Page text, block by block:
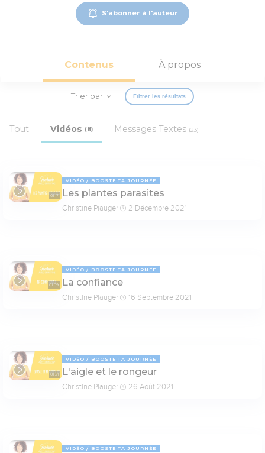
S'abonner à l'auteur
Contenus À propos
Trier par Filtrer les résultats
Tout Vidéos (8) Messages Textes (23)
01:17
VIDÉO BOOSTE TA JOURNÉE
Les plantes parasites
Christine Piauger 2 Décembre 2021
01:09
VIDÉO BOOSTE TA JOURNÉE
La confiance
Christine Piauger 16 Septembre 2021
01:21
VIDÉO BOOSTE TA JOURNÉE
L'aigle et le rongeur
Christine Piauger 26 Août 2021
VIDÉO BOOSTE TA JOURNÉE